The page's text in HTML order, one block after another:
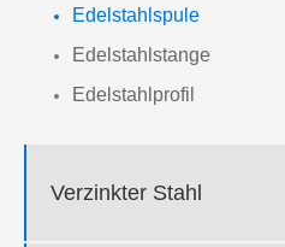
Edelstahlspule
Edelstahlstange
Edelstahlprofil
Verzinkter Stahl